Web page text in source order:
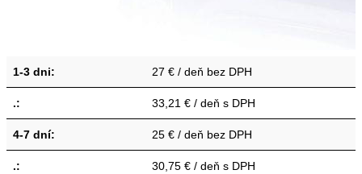
1-3 dni: 27 € / deň bez DPH
.: 33,21 € / deň s DPH
4-7 dní: 25 € / deň bez DPH
.: 30,75 € / deň s DPH